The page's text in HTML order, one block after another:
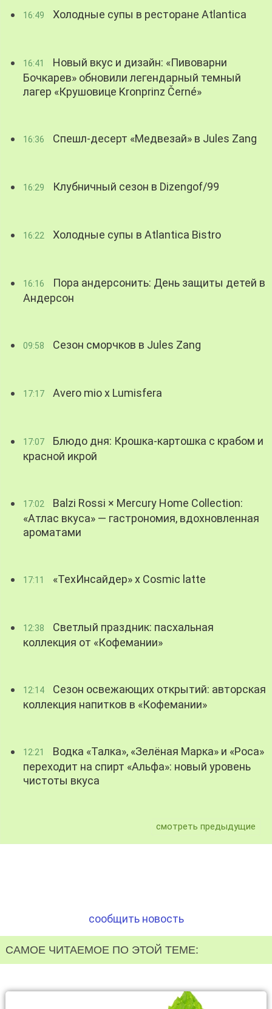
16:49 Холодные супы в ресторане Atlantica
16:41
Новый вкус и дизайн: «Пивоварни
Бочкарев» обновили легендарный темный
лагер «Крушовице Kronprinz Černé»
16:36 Спешл-десерт «Медвезай» в Jules Zang
16:29 Клубничный сезон в Dizengof/99
16:22 Холодные супы в Atlantica Bistro
16:16
Пора андерсонить: День защиты детей в
Андерсон
09:58 Сезон сморчков в Jules Zang
17:17 Avero mio x Lumisfera
17:07
Блюдо дня: Крошка-картошка с крабом и
красной икрой
17:02
Balzi Rossi × Mercury Home Collection:
«Атлас вкуса» — гастрономия, вдохновленная
ароматами
17:11 «ТехИнсайдер» х Cosmic latte
12:38
Светлый праздник: пасхальная
коллекция от «Кофемании»
12:14
Сезон освежающих открытий: авторская
коллекция напитков в «Кофемании»
12:21
Водка «Талка», «Зелёная Марка» и «Роса»
переходит на спирт «Альфа»: новый уровень
чистоты вкуса
смотреть предыдущие
сообщить новость
САМОЕ ЧИТАЕМОЕ ПО ЭТОЙ ТЕМЕ: